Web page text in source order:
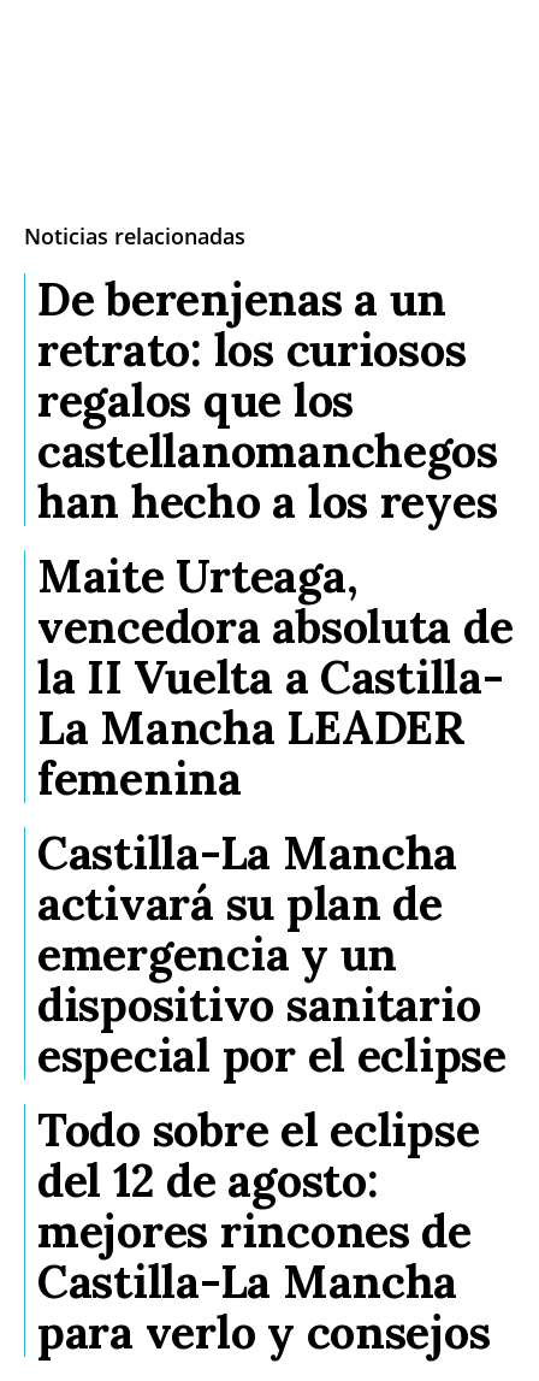
Noticias relacionadas
De berenjenas a un
retrato: los curiosos
regalos que los
castellanomanchegos
han hecho a los reyes
Maite Urteaga,
vencedora absoluta de
la II Vuelta a Castilla-
La Mancha LEADER
femenina
Castilla-La Mancha
activará su plan de
emergencia y un
dispositivo sanitario
especial por el eclipse
Todo sobre el eclipse
del 12 de agosto:
mejores rincones de
Castilla-La Mancha
para verlo y consejos